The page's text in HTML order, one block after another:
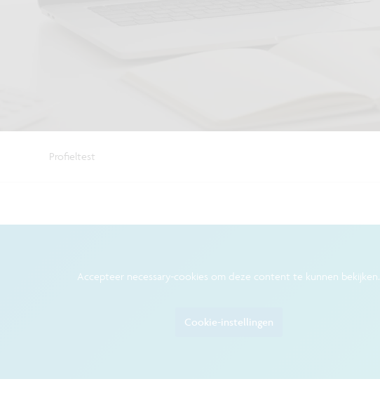
Profieltest
Accepteer necessary-cookies om deze content te kunnen bekijken.
Cookie-instellingen